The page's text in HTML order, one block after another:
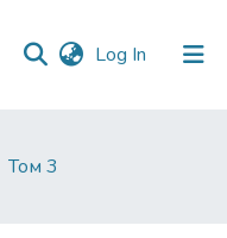
Log In (current)
Том 3